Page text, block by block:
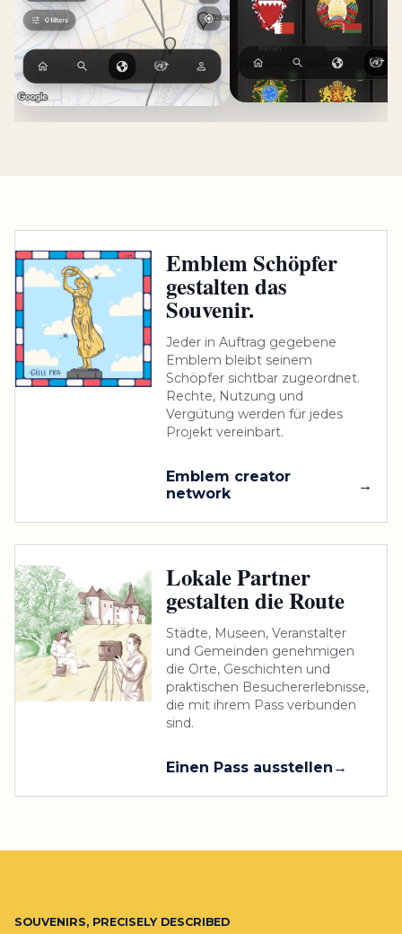
Emblem Schöpfer
gestalten das
Souvenir.
Jeder in Auftrag gegebene
Emblem bleibt seinem
Schöpfer sichtbar zugeordnet.
Rechte, Nutzung und
Vergütung werden für jedes
Projekt vereinbart.
Emblem creator
network
Lokale Partner
gestalten die Route
Städte, Museen, Veranstalter
und Gemeinden genehmigen
die Orte, Geschichten und
praktischen Besuchererlebnisse,
die mit ihrem Pass verbunden
sind.
Einen Pass ausstellen
SOUVENIRS, PRECISELY DESCRIBED